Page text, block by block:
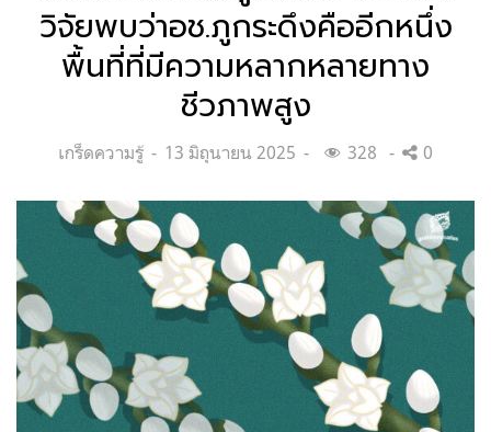
วิจัยพบว่าอช.ภูกระดึงคืออีกหนึ่ง
พื้นที่ที่มีความหลากหลายทาง
ชีวภาพสูง
Categories:
เกร็ดความรู้
Posted
13 มิถุนายน 2025 328 0